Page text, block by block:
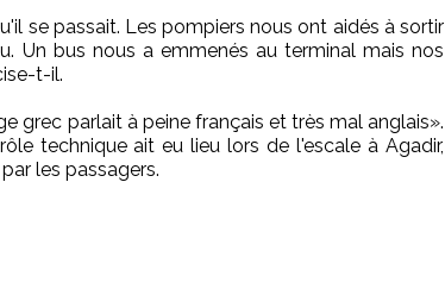
se passait. Les pompiers nous ont aidés à sortir
Un bus nous a emmenés au terminal mais nos
t-il.
grec parlait à peine français et très mal anglais».
technique ait eu lieu lors de l'escale à Agadir,
les passagers.